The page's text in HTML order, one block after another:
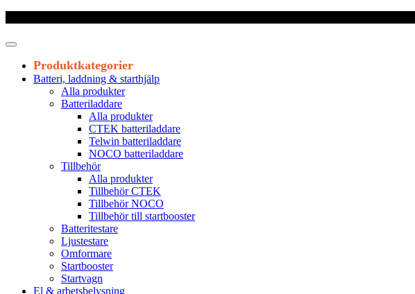
Produktkategorier
Batteri, laddning & starthjälp
Alla produkter
Batteriladdare
Alla produkter
CTEK batteriladdare
Telwin batteriladdare
NOCO batteriladdare
Tillbehör
Alla produkter
Tillbehör CTEK
Tillbehör NOCO
Tillbehör till startbooster
Batteritestare
Ljustestare
Omformare
Startbooster
Startvagn
El & arbetsbelysning